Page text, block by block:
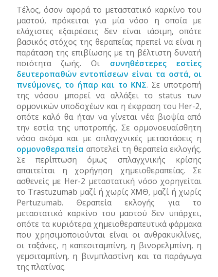
Τέλος, όσον αφορά το μεταστατικό καρκίνο του
μαστού, πρόκειται για μία νόσο η οποία με
ελάχιστες εξαιρέσεις δεν είναι ιάσιμη, οπότε
βασικός στόχος της θεραπείας πρεπεί να είναι η
παράταση της επιβίωσης με τη βέλτιστη δυνατή
ποιότητα ζωής. Οι συνηθέστερες εστίες
δευτεροπαθών εντοπίσεων είναι τα οστά, οι
πνεύμονες, το ήπαρ και το ΚΝΣ. Σε υποτροπή
της νόσου μπορεί να αλλάξει το status των
ορμονικών υποδοχέων και η έκφραση του Her-2,
οπότε καλό θα ήταν να γίνεται νέα βιοψία από
την εστία της υποτροπής. Σε ορμονοευαίσθητη
νόσο ακόμα και με σπλαγχνικές μεταστάσεις η
ορμονοθεραπεία αποτελεί τη θεραπεία εκλογής.
Σε περίπτωση όμως σπλαγχνικής κρίσης
απαιτείται η χορήγηση χημειοθεραπείας. Σε
ασθενείς με Her-2 μεταστατική νόσο χορηγείται
το Trastuzumab μαζί ή χωρίς ΧΜΘ, μαζί ή χωρίς
Pertuzumab. Θεραπεία εκλογής για το
μεταστατικό καρκίνο του μαστού δεν υπάρχει,
οπότε τα κυριότερα χημειοθεραπευτικά φάρμακα
που χρησιμοποιούνται είναι οι ανθρακυκλίνες,
οι ταξάνες, η καπεσιταμπίνη, η βινορελμπίνη, η
γεμσιταμπίνη, η βινμπλαστίνη και τα παράγωγα
της πλατίνας.